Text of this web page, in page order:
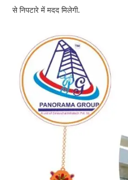
से निपटारे में मदद मिलेगी.